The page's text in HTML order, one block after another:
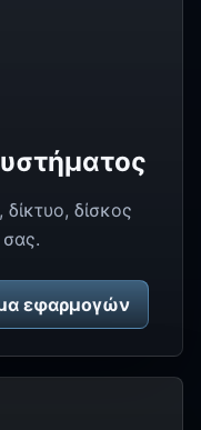
δίσκος
σας.
εφαρμογών